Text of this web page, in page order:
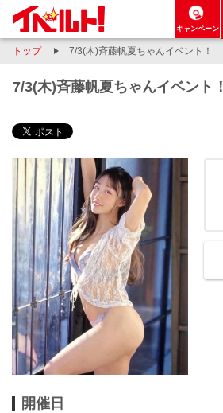
キャンペーン
トップ 7/3(木)斉藤帆夏ちゃんイベント！
7/3(木)斉藤帆夏ちゃんイベント！
開催日